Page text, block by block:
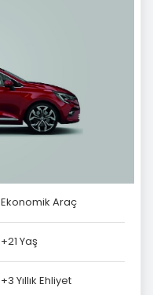
Ekonomik Araç
+21 Yaş
+3 Yıllık Ehliyet